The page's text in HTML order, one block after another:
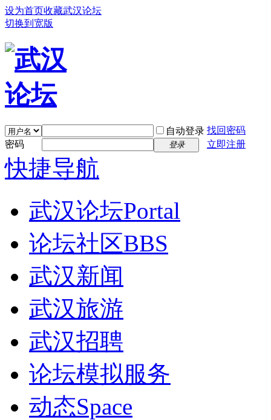
设为首页收藏武汉论坛
切换到宽版
自动登录 找回密码
密码
登录 立即注册
快捷导航
武汉论坛Portal
论坛社区BBS
武汉新闻
武汉旅游
武汉招聘
论坛模拟服务
动态Space